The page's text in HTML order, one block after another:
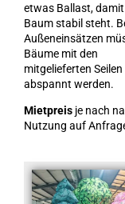
etwas Ballast,
Baum stabil steht.
Außeneinsätzen
Bäume mit den
mitgelieferten Seilen
abspannt werden.
Mietpreis je nach
Nutzung auf